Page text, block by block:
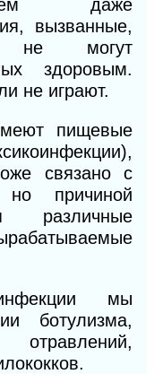
даже
вызванные,
не могут
здоровым.
не играют.
пищевые
связано с
но причиной
различные
мы
ботулизма,